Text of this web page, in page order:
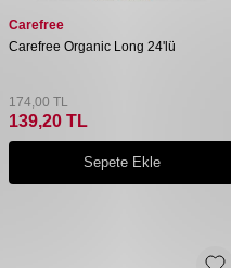
Carefree
Carefree Organic Long 24'lü
174,00 TL
139,20 TL
Sepete Ekle